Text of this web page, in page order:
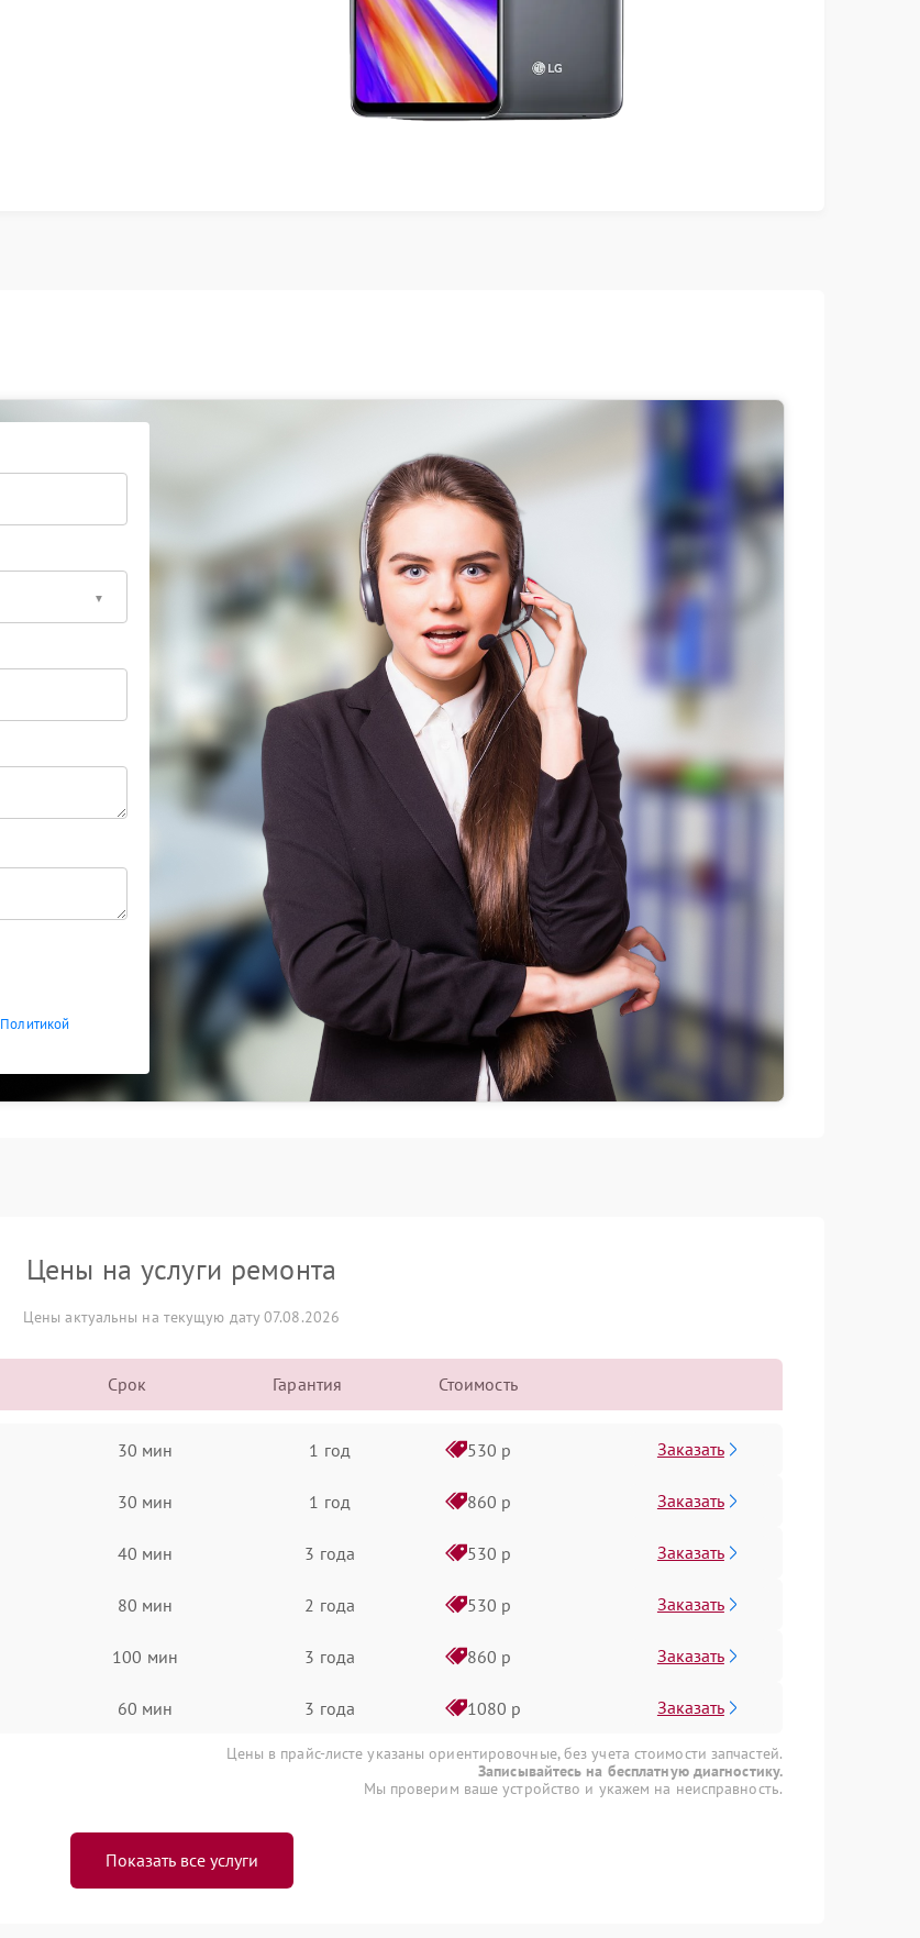
Политикой
Цены на услуги ремонта
Цены актуальны на текущую дату 07.08.2026
Срок Гарантия Стоимость
30 мин 1 год 530 р Заказать
30 мин 1 год 860 р Заказать
40 мин 3 года 530 р Заказать
80 мин 2 года 530 р Заказать
100 мин 3 года 860 р Заказать
60 мин 3 года 1080 р Заказать
Цены в прайс-листе указаны ориентировочные, без учета стоимости запчастей.
Записывайтесь на бесплатную диагностику.
Мы проверим ваше устройство и укажем на неисправность.
Показать все услуги